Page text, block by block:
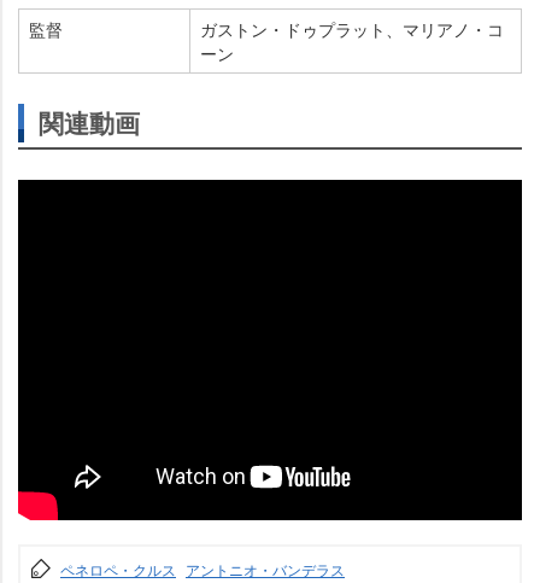
監督
ガストン・ドゥプラット、マリアノ・コ
ーン
関連動画
ペネロペ・クルス
アントニオ・バンデラス